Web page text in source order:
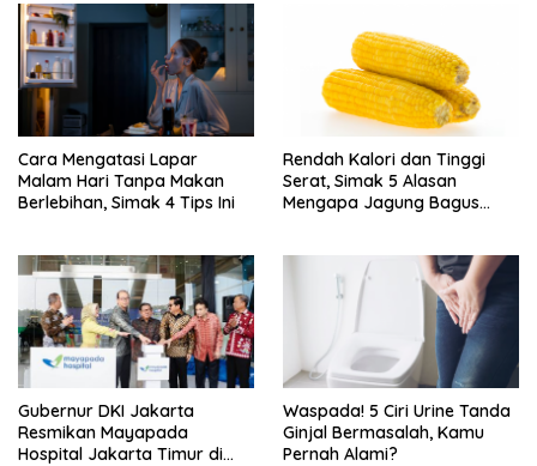
Cara Mengatasi Lapar
Malam Hari Tanpa Makan
Berlebihan, Simak 4 Tips Ini
Rendah Kalori dan Tinggi
Serat, Simak 5 Alasan
Mengapa Jagung Bagus
Gubernur DKI Jakarta
Resmikan Mayapada
Hospital Jakarta Timur di
Waspada! 5 Ciri Urine Tanda
Ginjal Bermasalah, Kamu
Pernah Alami?